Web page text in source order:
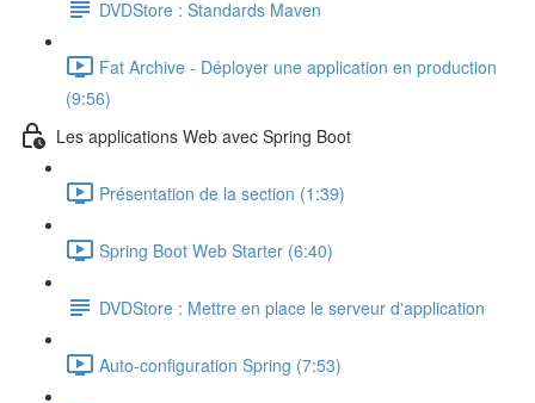
DVDStore : Standards Maven
Fat Archive - Déployer une application en production
(9:56)
Les applications Web avec Spring Boot
Présentation de la section (1:39)
Spring Boot Web Starter (6:40)
DVDStore : Mettre en place le serveur d'application
Auto-configuration Spring (7:53)